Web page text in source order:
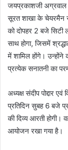
जयप्रकाशजी अग्रवाल
सूरत शाखा के चेयरमैन
को दोपहर 2 बजे सिटी
साथ होगा, जिसमें
में शामिल होंगे। उन्होंने
प्रत्येक सनातनी का
अध्यक्ष संदीप पोद्दार
प्रतिदिन सुबह 6 बजे
की दिव्य आरती होगी।
आयोजन रखा गया है।